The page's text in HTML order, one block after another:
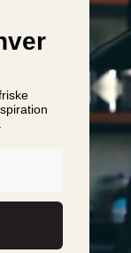
Sirup lanceres
Danmark